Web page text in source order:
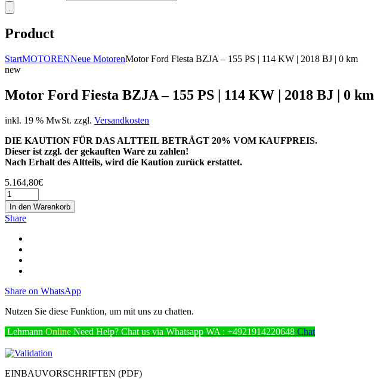
Product
StartMOTORENNeue MotorenMotor Ford Fiesta BZJA – 155 PS | 114 KW | 2018 BJ | 0 km
new
Motor Ford Fiesta BZJA – 155 PS | 114 KW | 2018 BJ | 0 km
inkl. 19 % MwSt. zzgl. Versandkosten
DIE KAUTION FÜR DAS ALTTEIL BETRÄGT 20% VOM KAUFPREIS.
Dieser ist zzgl. der gekauften Ware zu zahlen!
Nach Erhalt des Altteils, wird die Kaution zurück erstattet.
5.164,80€
In den Warenkorb
Share
Share on WhatsApp
Nutzen Sie diese Funktion, um mit uns zu chatten.
Lehmann Online Need Help? Chat us via Whatsapp WA : +4921914220648 Chat
EINBAUVORSCHRIFTEN (PDF)